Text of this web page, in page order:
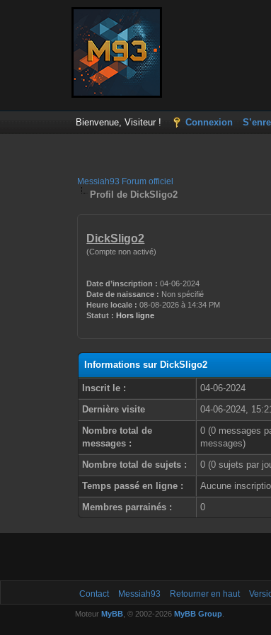
Bienvenue, Visiteur ! Connexion
Messiah93 Forum officiel
Profil de DickSligo2
DickSligo2
(Compte non activé)
Date d’inscription : 04-06-2024
Date de naissance : Non spécifié
Heure locale : 08-08-2026 à 14:34 PM
Statut : Hors ligne
Informations sur DickSligo2
Inscrit le :
04-06-2024
Dernière visite
04-06-2024,
Nombre total de
messages :
0 (0 messages
messages)
Nombre total de sujets :
0 (0 sujets par
Temps passé en ligne :
Aucune
Membres parrainés :
0
Contact Messiah93 Retourner en haut
Moteur MyBB, © 2002-2026 MyBB Group.